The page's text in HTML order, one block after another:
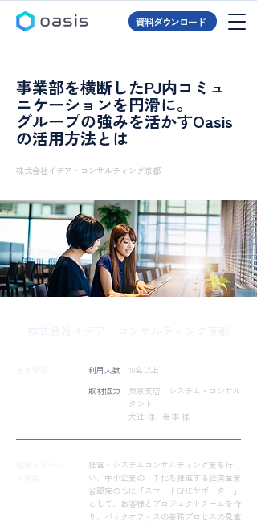
資料ダウンロード
事業部を横断したPJ内コミュ
ニケーションを円滑に。
グループの強みを活かすOasis
の活用方法とは
株式会社イデア・コンサルティング京都
利用人数
10名以上
取材協力
東京支店 システム・コンサル
タント
大辻 様、岩本 様
経営・システムコンサルティング業を行
い、中小企業のＩＴ化を推進する経済産業
省認定のもに「スマートSMEサポーター」
として、お客様とプロジェクトチームを作
り、バックオフィスの業務プロセスの見直